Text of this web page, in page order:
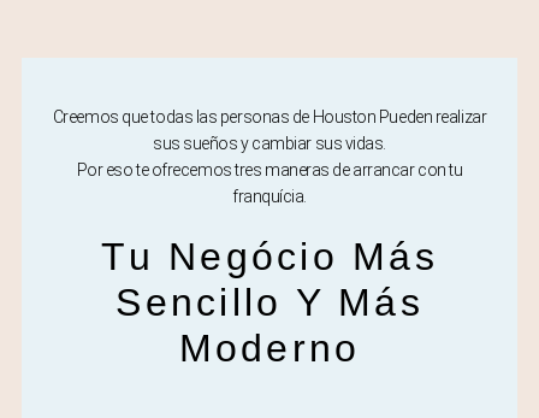
Creemos que todas las personas de Houston Pueden realizar
sus sueños y cambiar sus vidas.
Por eso te ofrecemos tres maneras de arrancar con tu
franquícia.
Tu Negócio Más
Sencillo Y Más
Moderno